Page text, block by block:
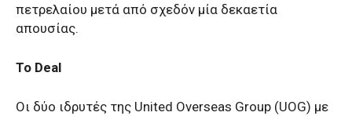
πετρελαίου μετά από σχεδόν μία δεκαετία
απουσίας.
Το Deal
Οι δύο ιδρυτές της United Overseas Group (UOG) με